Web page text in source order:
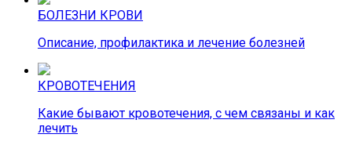
БОЛЕЗНИ КРОВИ
Описание, профилактика и лечение болезней
КРОВОТЕЧЕНИЯ
Какие бывают кровотечения, с чем связаны и как
лечить